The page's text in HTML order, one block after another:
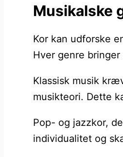
Musikalske
Kor kan udforske
Hver genre
Klassisk musik
musikteori. Dette
Pop- og jazzkor,
individualitet og